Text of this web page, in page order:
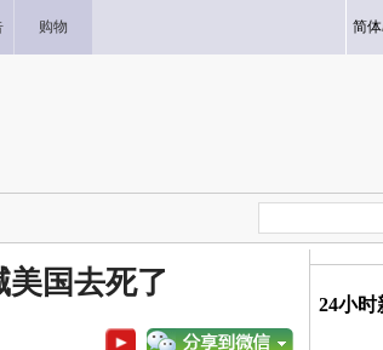
购物 简体
国去死了
24小时